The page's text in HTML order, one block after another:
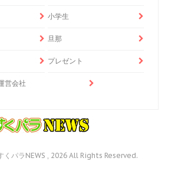
小学生
旦那
プレゼント
営会社
パラNEWS , 2026 All Rights Reserved.